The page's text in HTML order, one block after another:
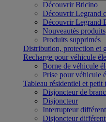
Découvrir Bticino
Découvrir Legrand
Découvrir Legrand
Nouveautés produits
Produits supprimés
Distribution, protection et
Recharge pour véhicule
Borne de véhicule
Prise pour véhicule
Tableau résidentiel et petit
Disjoncteur de
Disjoncteur
Interrupteur
Disjoncteur